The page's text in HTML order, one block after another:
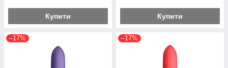
Купити Купити
–17% –17%